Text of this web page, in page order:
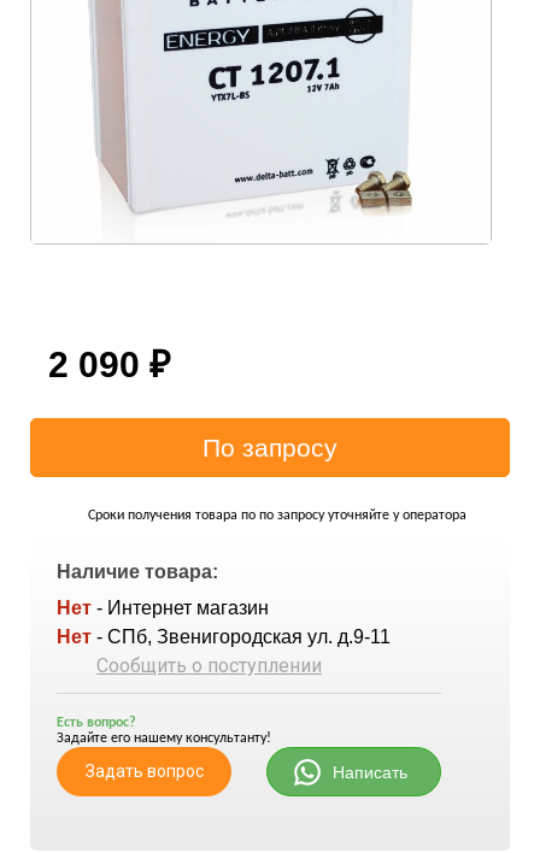
2 090 ₽
Сроки получения товара по по запросу уточняйте у оператора
Наличие товара:
Нет - Интернет магазин
Нет - СПб, Звенигородская ул. д.9-11
Сообщить о поступлении
Есть вопрос?
Задайте его нашему консультанту!
Задать вопрос Написать